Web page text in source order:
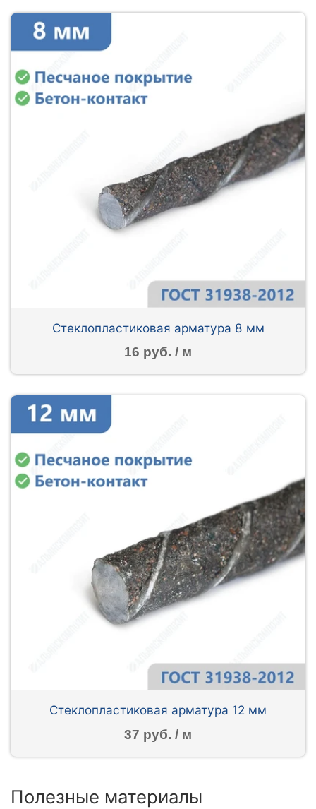
Стеклопластиковая арматура 8 мм
16 руб. / м
Стеклопластиковая арматура 12 мм
37 руб. / м
Полезные материалы